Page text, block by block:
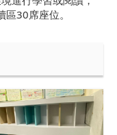
30席座位。